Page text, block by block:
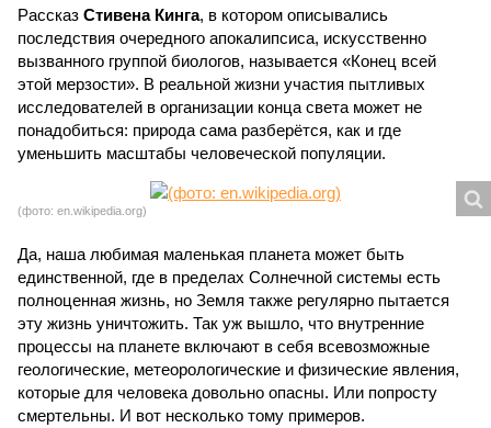
Рассказ Стивена Кинга, в котором описывались
последствия очередного апокалипсиса, искусственно
вызванного группой биологов, называется «Конец всей
этой мерзости». В реальной жизни участия пытливых
исследователей в организации конца света может не
понадобиться: природа сама разберётся, как и где
уменьшить масштабы человеческой популяции.
(фото: en.wikipedia.org)
Да, наша любимая маленькая планета может быть
единственной, где в пределах Солнечной системы есть
полноценная жизнь, но Земля также регулярно пытается
эту жизнь уничтожить. Так уж вышло, что внутренние
процессы на планете включают в себя всевозможные
геологические, метеорологические и физические явления,
которые для человека довольно опасны. Или попросту
смертельны. И вот несколько тому примеров.